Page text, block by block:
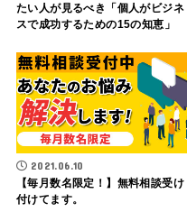
たい人が見るべき「個人がビジネ
スで成功するための15の知恵」
2021.06.10
【毎月数名限定！】無料相談受け
付けてます。